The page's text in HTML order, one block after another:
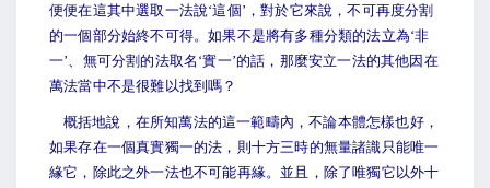
便便在這其中選取一法說‘這個’，對於它來說，不可再度分割
的一個部分始終不可得。如果不是將有多種分類的法立為‘非
一’、無可分割的法取名‘實一’的話，那麼安立一法的其他因在
萬法當中不是很難以找到嗎？
概括地說，在所知萬法的這一範疇內，不論本體怎樣也好，
如果存在一個真實獨一的法，則十方三時的無量諸識只能唯一
緣它，除此之外一法也不可能再緣。並且，除了唯獨它以外十